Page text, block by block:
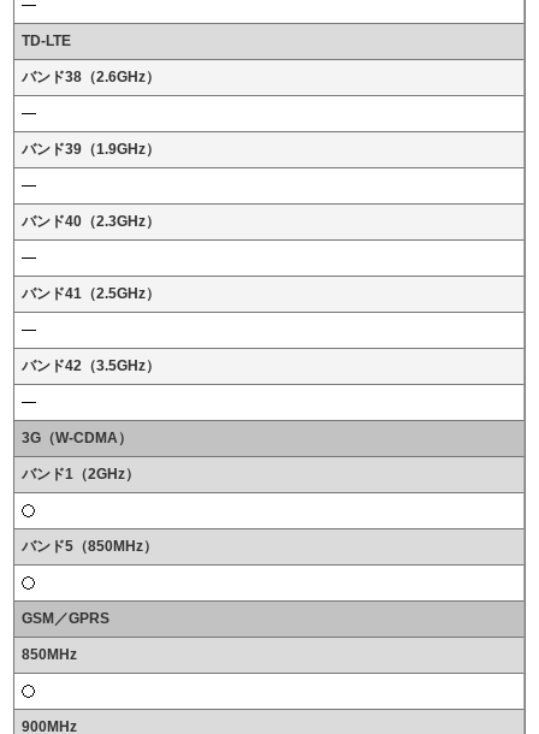
TD-LTE
バンド38（2.6GHz）
バンド39（1.9GHz）
バンド40（2.3GHz）
バンド41（2.5GHz）
バンド42（3.5GHz）
3G（W-CDMA）
バンド1（2GHz）
バンド5（850MHz）
GSM／GPRS
850MHz
900MHz